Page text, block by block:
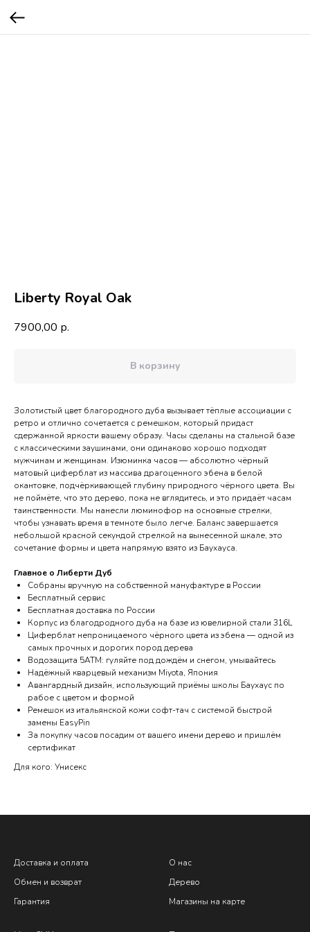
Liberty Royal Oak
7900,00 р.
В корзину
Золотистый цвет благородного дуба вызывает тёплые ассоциации с
ретро и отлично сочетается с ремешком, который придаст
сдержанной яркости вашему образу. Часы сделаны на стальной базе
с классическими заушинами, они одинаково хорошо подходят
мужчинам и женщинам. Изюминка часов — абсолютно чёрный
матовый циферблат из массива драгоценного эбена в белой
окантовке, подчёркивающей глубину природного чёрного цвета. Вы
не поймёте, что это дерево, пока не вглядитесь, и это придаёт часам
таинственности. Мы нанесли люминофор на основные стрелки,
чтобы узнавать время в темноте было легче. Баланс завершается
небольшой красной секундой стрелкой на вынесенной шкале, это
сочетание формы и цвета напрямую взято из Баухауса.
Главное о Либерти Дуб
Собраны вручную на собственной мануфактуре в России
Бесплатный сервис
Бесплатная доставка по России
Корпус из благодродного дуба на базе из ювелирной стали 316L
Циферблат непроницаемого чёрного цвета из эбена — одной из
самых прочных и дорогих пород дерева
Водозащита 5АТМ: гуляйте под дождём и снегом, умывайтесь
Надёжный кварцевый механизм Miyota, Япония
Авангардный дизайн, использующий приёмы школы Баухаус по
рабое с цветом и формой
Ремешок из итальянской кожи софт-тач с системой быстрой
замены EasyPin
За покупку часов посадим от вашего имени дерево и пришлём
сертификат
Для кого: Унисекс
Доставка и оплата
Обмен и возврат
Гарантия
О нас
Дерево
Магазины на карте